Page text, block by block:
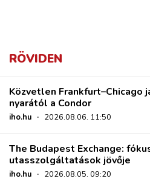
RÖVIDEN
Közvetlen Frankfurt–Chicago
nyarától a Condor
iho.hu · 2026.08.06. 11:50
The Budapest Exchange:
utasszolgáltatások jövője
iho.hu · 2026.08.05. 09:20